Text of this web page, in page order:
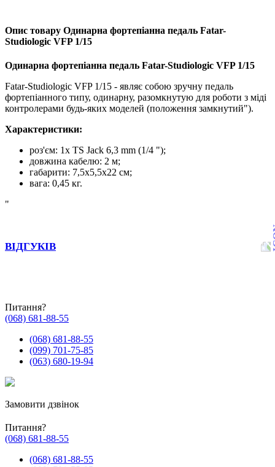
Опис товару Одинарна фортепіанна педаль Fatar-
Studiologic VFP 1/15
Одинарна фортепіанна педаль Fatar-Studiologic VFP 1/15
Fatar-Studiologic VFP 1/15 - являє собою зручну педаль
фортепіанного типу, одинарну, разомкнутую для роботи з міді
контролерами будь-яких моделей (положення замкнутий").
Характеристики:
роз'єм: 1x TS Jack 6,3 mm (1/4 ");
довжина кабелю: 2 м;
габарити: 7,5х5,5х22 см;
вага: 0,45 кг.
"
ВІДГУКІВ
Питання?
(068) 681-88-55
(068) 681-88-55
(099) 701-75-85
(063) 680-19-94
Замовити дзвінок
Питання?
(068) 681-88-55
(068) 681-88-55